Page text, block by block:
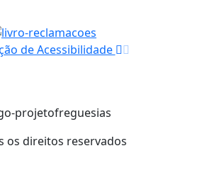
de Acessibilidade
os direitos reservados